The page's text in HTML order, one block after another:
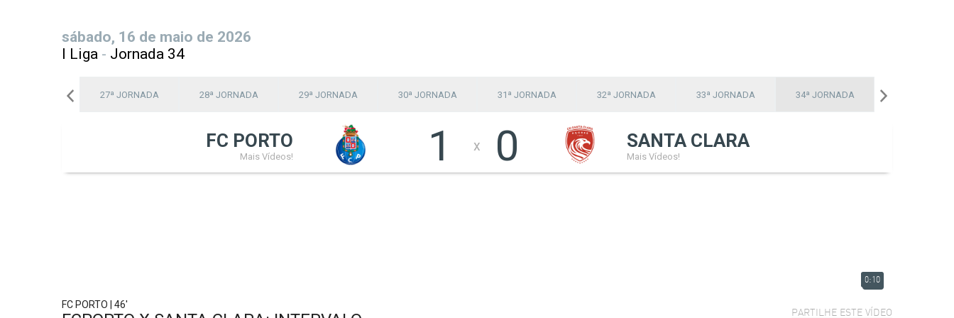
sábado, 16 de maio de 2026
I Liga - Jornada 34
27ª JORNADA 28ª JORNADA 29ª JORNADA 30ª JORNADA 31ª JORNADA 32ª JORNADA 33ª JORNADA 34ª JORNADA
FC PORTO
Mais Vídeos! 1 x 0 SANTA CLARA
Mais Vídeos!
0:10
FC PORTO | 46'
PARTILHE ESTE VÍDEO